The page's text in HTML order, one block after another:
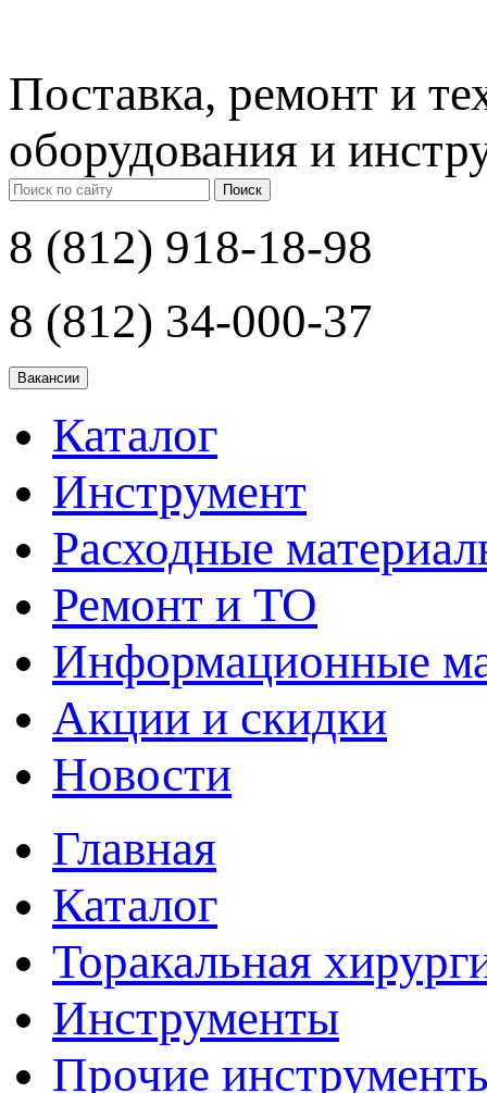
Поставка, ремонт и
оборудования и
Поиск
8 (812) 918-18-98
8 (812) 34-000-37
Каталог
Инструмент
Расходные
Ремонт и ТО
Информационные
Акции и скидки
Новости
Главная
Каталог
Торакальная
Инструменты
Прочие